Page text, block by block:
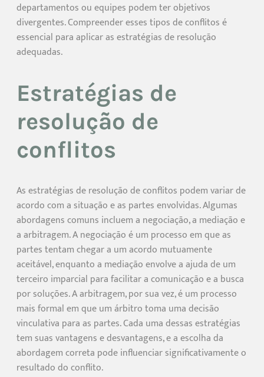
departamentos ou equipes podem ter objetivos
divergentes. Compreender esses tipos de conflitos é
essencial para aplicar as estratégias de resolução
adequadas.
Estratégias de
resolução de
conflitos
As estratégias de resolução de conflitos podem variar de
acordo com a situação e as partes envolvidas. Algumas
abordagens comuns incluem a negociação, a mediação e
a arbitragem. A negociação é um processo em que as
partes tentam chegar a um acordo mutuamente
aceitável, enquanto a mediação envolve a ajuda de um
terceiro imparcial para facilitar a comunicação e a busca
por soluções. A arbitragem, por sua vez, é um processo
mais formal em que um árbitro toma uma decisão
vinculativa para as partes. Cada uma dessas estratégias
tem suas vantagens e desvantagens, e a escolha da
abordagem correta pode influenciar significativamente o
resultado do conflito.